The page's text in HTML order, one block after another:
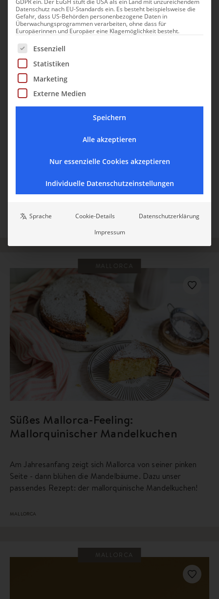
Unsere Top 5 an stilvollen Villen mit
Pool im Süden für den Sommer 2024
Der Traum vom Traumurlaub wird mit der Traumvilla wahr
­– hier eine Auswahl zur Inspiration.
TOP 5 REISETIPPS APULIEN COSTA BLANCA MARKEN
PIEMONT
MALLORCA
Süßes Mallorca-Feeling:
Mallorquinischer Mandelkuchen
Am Jahresanfang zeigt sich Mallorca von seiner pinken
Seite - dann blühen die Mandelbäume. Dazu unser
passendes Rezept: der mallorquinische Mandelkuchen!
MALLORCA
MALLORCA
Datenschutz nach EU-Standards ein. Es besteht beispielsweise die
Gefahr, dass US-Behörden personenbezogene Daten in
Überwachungsprogrammen verarbeiten, ohne dass für
Europäerinnen und Europäer eine Klagemöglichkeit besteht.
Es folgt eine Liste der Service-Gruppen, für die eine
Essenziell
Statistiken
Marketing
Externe Medien
Speichern
Alle akzeptieren
Nur essenzielle Cookies akzeptieren
Individuelle Datenschutzeinstellungen
Sprache Cookie-Details
Datenschutzerklärung
Impressum